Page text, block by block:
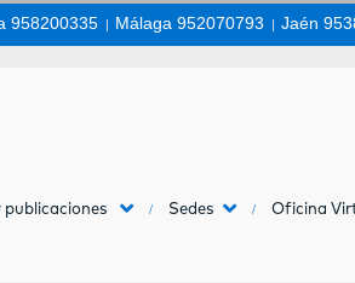
958200335 | Málaga 952070793 | Jaén
Sedes Oficina